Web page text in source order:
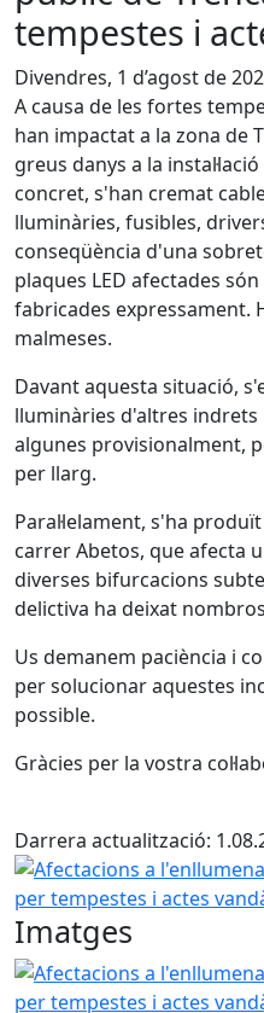
tempestes i
Divendres, 1 d’agost de
A causa de les fortes
han impactat a la zona de
greus danys a la
concret, s'han cremat
lluminàries, fusibles,
conseqüència d'una
plaques LED afectades
fabricades expressament.
malmeses.
Davant aquesta situació,
lluminàries d'altres
algunes provisionalment,
per llarg.
Paral·lelament, s'ha
carrer Abetos, que afecta
diverses bifurcacions
delictiva ha deixat
Us demanem paciència i
per solucionar aquestes
possible.
Gràcies per la vostra
Darrera actualització:
Afectacions a l'enllumenat
Imatges
Afectacions a l'enllumenat